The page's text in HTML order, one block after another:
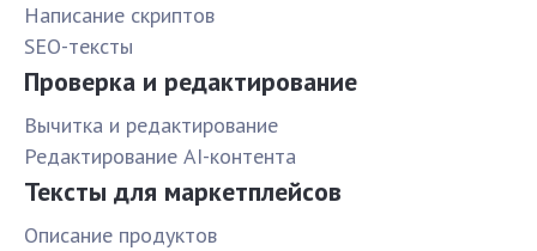
Написание скриптов
SEO-тексты
Проверка и редактирование
Вычитка и редактирование
Редактирование AI-контента
Тексты для маркетплейсов
Описание продуктов